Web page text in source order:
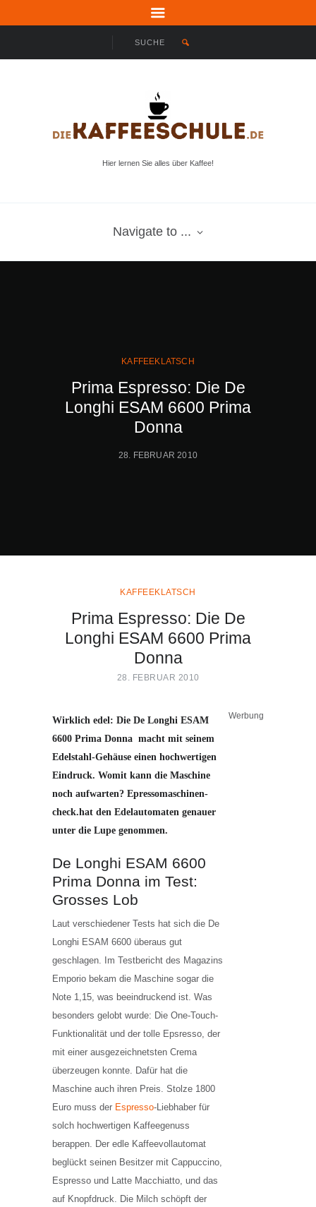
Hier lernen Sie alles über Kaffee!
Navigate to ...
KAFFEEKLATSCH
Prima Espresso: Die De
Longhi ESAM 6600 Prima
Donna
28. FEBRUAR 2010
KAFFEEKLATSCH
Prima Espresso: Die De
Longhi ESAM 6600 Prima
Donna
28. FEBRUAR 2010
Wirklich edel: Die De Longhi ESAM
6600 Prima Donna macht mit seinem
Edelstahl-Gehäuse einen hochwertigen
Eindruck. Womit kann die Maschine
noch aufwarten? Epressomaschinen-
check.hat den Edelautomaten genauer
unter die Lupe genommen.
De Longhi ESAM 6600
Prima Donna im Test:
Grosses Lob
Laut verschiedener Tests hat sich die De
Longhi ESAM 6600 überaus gut
geschlagen. Im Testbericht des Magazins
Emporio bekam die Maschine sogar die
Note 1,15, was beeindruckend ist. Was
besonders gelobt wurde: Die One-Touch-
Funktionalität und der tolle Epsresso, der
mit einer ausgezeichnetsten Crema
überzeugen konnte. Dafür hat die
Maschine auch ihren Preis. Stolze 1800
Euro muss der Espresso-Liebhaber für
solch hochwertigen Kaffeegenuss
berappen. Der edle Kaffeevollautomat
beglückt seinen Besitzer mit Cappuccino,
Espresso und Latte Macchiatto, und das
auf Knopfdruck. Die Milch schöpft der
Werbung